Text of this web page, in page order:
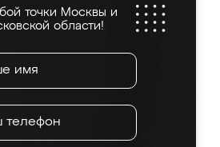
точки Москвы и
области!